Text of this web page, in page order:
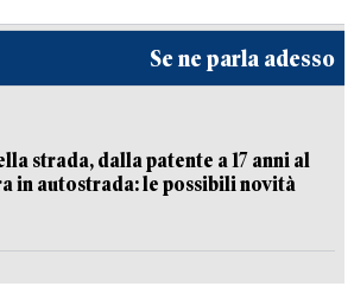
Se ne parla adesso
strada, dalla patente a 17 anni al
in autostrada: le possibili novità